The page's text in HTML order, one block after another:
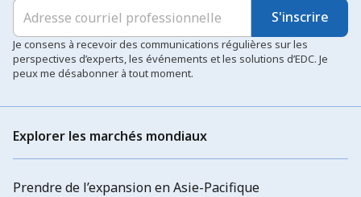
S'inscrire
Je consens à recevoir des communications régulières sur les
perspectives d’experts, les événements et les solutions d’EDC. Je
peux me désabonner à tout moment.
Explorer les marchés mondiaux
Prendre de l’expansion en Asie-Pacifique